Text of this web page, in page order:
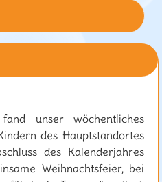
unser wöchentliches
des Hauptstandortes
des Kalenderjahres
Weihnachtsfeier, bei